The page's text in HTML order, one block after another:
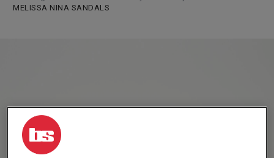
MELISSA NINA SANDALS